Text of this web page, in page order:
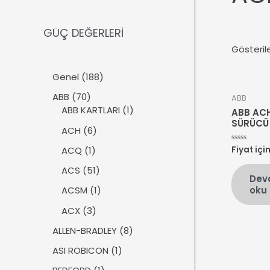
GÜÇ DEĞERLERİ
Genel 1881
ü
ABB 707
0
ü
r
ü
n
ABB KARTLARI 11
ACH 66
ü
r
ü
n
ACQ 11
ü
r
ü
ACS 515
1
ü
n
ACSM 11
ü
ACX 33
r
ü
n
ALLEN-BRADLEY 88
ASI ROBICON 11
ABB
ABB
SÜRÜCÜ
5
üzerinden
oy
aldı
Fiyat için
oku